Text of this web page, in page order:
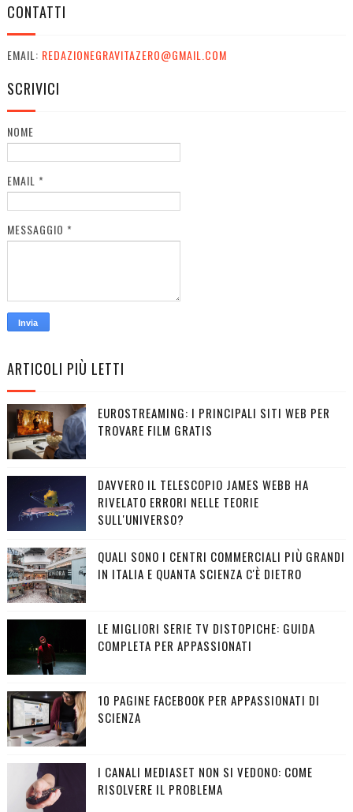
CONTATTI
EMAIL: REDAZIONEGRAVITAZERO@GMAIL.COM
SCRIVICI
NOME
EMAIL *
MESSAGGIO *
ARTICOLI PIÙ LETTI
EUROSTREAMING: I PRINCIPALI SITI WEB PER
TROVARE FILM GRATIS
DAVVERO IL TELESCOPIO JAMES WEBB HA
RIVELATO ERRORI NELLE TEORIE
SULL'UNIVERSO?
QUALI SONO I CENTRI COMMERCIALI PIÙ GRANDI
IN ITALIA E QUANTA SCIENZA C'È DIETRO
LE MIGLIORI SERIE TV DISTOPICHE: GUIDA
COMPLETA PER APPASSIONATI
10 PAGINE FACEBOOK PER APPASSIONATI DI
SCIENZA
I CANALI MEDIASET NON SI VEDONO: COME
RISOLVERE IL PROBLEMA